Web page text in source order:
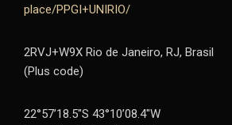
place/PPGI+UNIRIO/
2RVJ+W9X Rio de Janeiro, RJ, Brasil
(Plus code)
22°57’18.5″S 43°10’08.4″W